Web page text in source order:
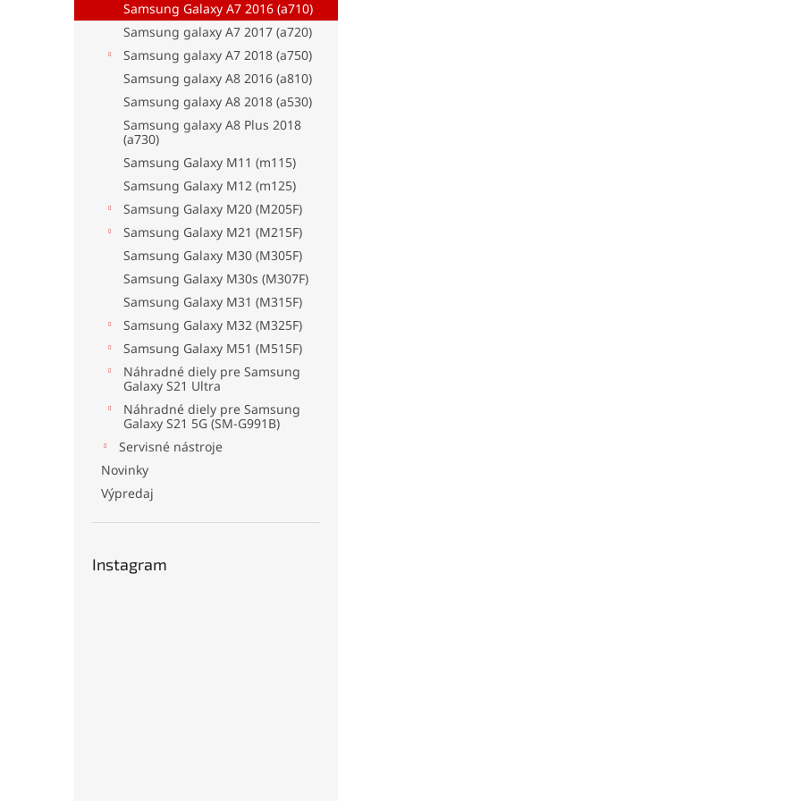
Samsung Galaxy A7 2016 (a710)
Samsung galaxy A7 2017 (a720)
Samsung galaxy A7 2018 (a750)
Samsung galaxy A8 2016 (a810)
Samsung galaxy A8 2018 (a530)
Samsung galaxy A8 Plus 2018
(a730)
Samsung Galaxy M11 (m115)
Samsung Galaxy M12 (m125)
Samsung Galaxy M20 (M205F)
Samsung Galaxy M21 (M215F)
Samsung Galaxy M30 (M305F)
Samsung Galaxy M30s (M307F)
Samsung Galaxy M31 (M315F)
Samsung Galaxy M32 (M325F)
Samsung Galaxy M51 (M515F)
Náhradné diely pre Samsung
Galaxy S21 Ultra
Náhradné diely pre Samsung
Galaxy S21 5G (SM-G991B)
Servisné nástroje
Novinky
Výpredaj
Instagram